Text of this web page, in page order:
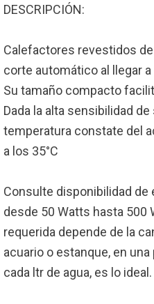
DESCRIPCIÓN:
Calefactores revestidos
corte automático al llegar
Su tamaño compacto
Dada la alta sensibilidad
temperatura constate del
a los 35°C
Consulte disponibilidad
desde 50 Watts hasta 500
requerida depende de la
acuario o estanque, en
cada ltr de agua, es lo ideal.